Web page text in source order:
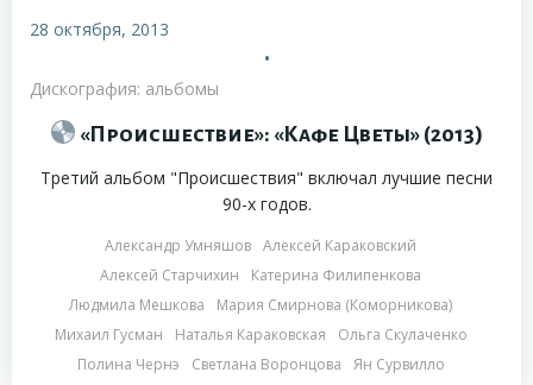
28 октября, 2013
•
Дискография: альбомы
«Происшествие»: «Кафе Цветы» (2013)
Третий альбом "Происшествия" включал лучшие песни
90-х годов.
Александр Умняшов Алексей Караковский
Алексей Старчихин
Катерина Филипенкова
Людмила Мешкова
Мария Смирнова (Коморникова)
Михаил Гусман
Наталья Караковская
Ольга Скулаченко
Полина Чернэ
Светлана Воронцова Ян Сурвилло